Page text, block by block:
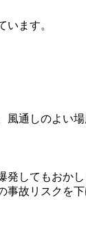
ます。
通しのよい
してもおか
故リスクを下